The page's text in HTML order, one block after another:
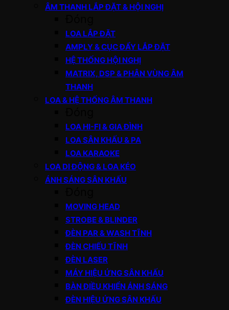
ÂM THANH LẮP ĐẶT & HỘI NGHỊ
LOA LẮP ĐẶT
AMPLY & CỤC ĐẨY LẮP ĐẶT
HỆ THỐNG HỘI NGHỊ
MATRIX, DSP & PHÂN VÙNG ÂM
THANH
LOA & HỆ THỐNG ÂM THANH
LOA HI-FI & GIA ĐÌNH
LOA SÂN KHẤU & PA
LOA KARAOKE
LOA DI ĐỘNG & LOA KÉO
ÁNH SÁNG SÂN KHẤU
MOVING HEAD
STROBE & BLINDER
ĐÈN PAR & WASH TĨNH
ĐÈN CHIẾU TĨNH
ĐÈN LASER
MÁY HIỆU ỨNG SÂN KHẤU
BÀN ĐIỀU KHIỂN ÁNH SÁNG
ĐÈN HIỆU ỨNG SÂN KHẤU